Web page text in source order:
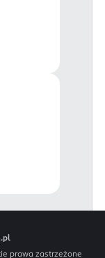
prawa zastrzeżone